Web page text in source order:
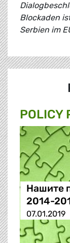
Blockaden
Serbien im
POLICY
Нашите
2014-
07.01.2019